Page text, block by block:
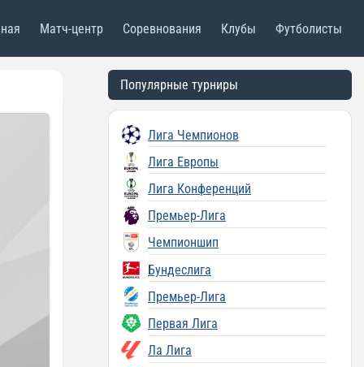
Матч-центр Соревнования Клубы Футболисты
Популярные турниры
Лига Чемпионов
Лига Европы
Лига Конференций
Премьер-Лига
Чемпионшип
Бундеслига
Премьер-Лига
Первая Лига
Ла Лига